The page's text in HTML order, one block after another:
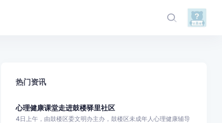
热门资讯
心理健康课堂走进鼓楼驿里社区
4日上午，由鼓楼区委文明办主办，鼓楼区未成年人心理健康辅导